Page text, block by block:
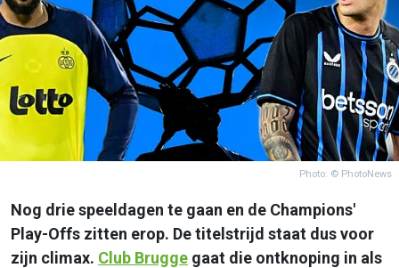
Photo: © PhotoNews
Nog drie speeldagen te gaan en de Champions'
Play-Offs zitten erop. De titelstrijd staat dus voor
zijn climax. Club Brugge gaat die ontknoping in als